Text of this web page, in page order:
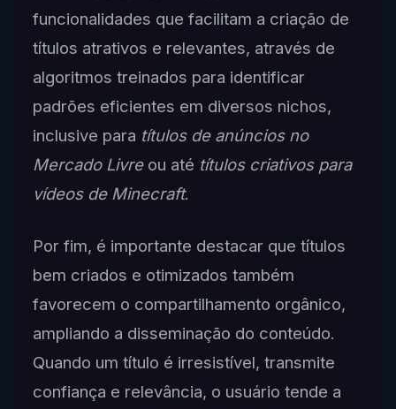
funcionalidades que facilitam a criação de
títulos atrativos e relevantes, através de
algoritmos treinados para identificar
padrões eficientes em diversos nichos,
inclusive para títulos de anúncios no
Mercado Livreou até títulos criativos para
vídeos de Minecraft.
Por fim, é importante destacar que títulos
bem criados e otimizados também
favorecem o compartilhamento orgânico,
ampliando a disseminação do conteúdo.
Quando um título é irresistível, transmite
confiança e relevância, o usuário tende a